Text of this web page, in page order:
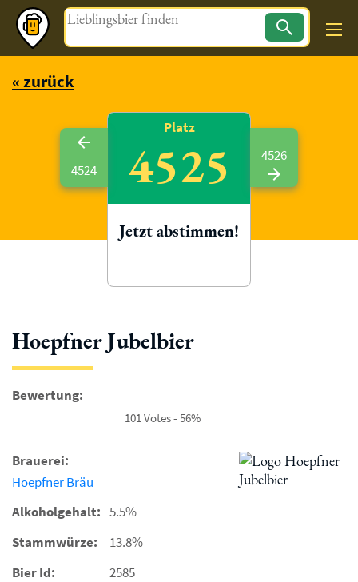
Magazin
« zurück
Hoepfner Jubelbier
Bewertung:
101 Votes - 56%
Brauerei:
Hoepfner Bräu
Alkoholgehalt: 5.5%
Stammwürze:
13.8%
Bier Id:
2585
4524
Platz
4525
Jetzt abstimmen!
4526